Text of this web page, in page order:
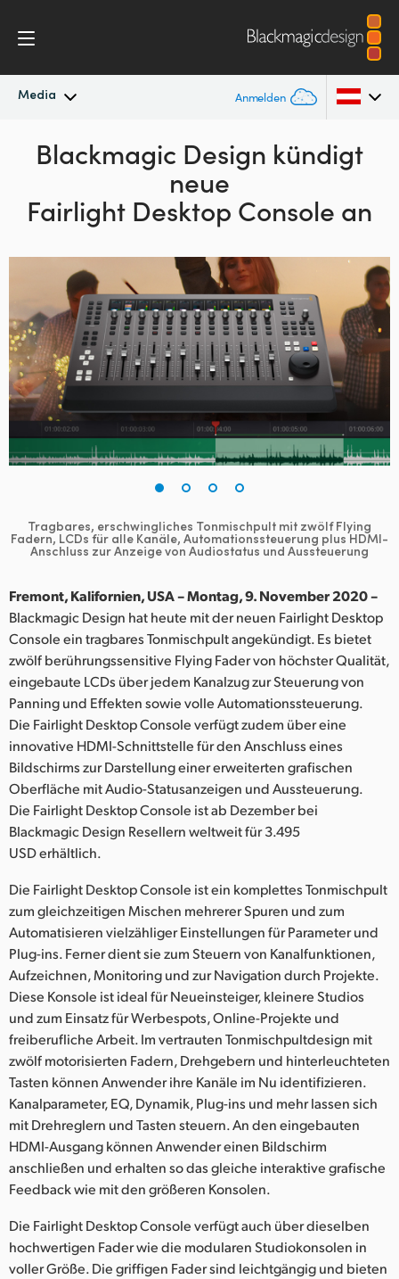
Media Anmelden
Neueste Nachrichten
Argentina
Austria
Canada
China
Denmark
Finland
France
Hong Kong SAR, China
Japan
Korea
Mexico
Malaysia
Netherlands
New Zealand
Poland
Portugal
Singapore
Spain
Sweden
Chinese Taipei
Turkey
UAE
Ukraine
Blackmagic Design kündigt
neue
Fairlight Desktop Console an
Tragbares, erschwingliches Tonmischpult mit zwölf Flying
Fadern, LCDs für alle Kanäle, Automationssteuerung plus HDMI-
Anschluss zur Anzeige von Audiostatus und Aussteuerung
Fremont, Kalifornien, USA – Montag, 9. November 2020 –
Blackmagic Design hat heute mit der neuen Fairlight Desktop
Console ein tragbares Tonmischpult angekündigt. Es bietet
zwölf berührungssensitive Flying Fader von höchster Qualität,
eingebaute LCDs über jedem Kanalzug zur Steuerung von
Panning und Effekten sowie volle Automationssteuerung.
Die Fairlight Desktop Console verfügt zudem über eine
innovative HDMI-Schnittstelle für den Anschluss eines
Bildschirms zur Darstellung einer erweiterten grafischen
Oberfläche mit Audio-Statusanzeigen und Aussteuerung.
Die Fairlight Desktop Console ist ab Dezember bei
Blackmagic Design Resellern weltweit für 3.495
USD erhältlich.
Die Fairlight Desktop Console ist ein komplettes Tonmischpult
zum gleichzeitigen Mischen mehrerer Spuren und zum
Automatisieren vielzähliger Einstellungen für Parameter und
Plug-ins. Ferner dient sie zum Steuern von Kanalfunktionen,
Aufzeichnen, Monitoring und zur Navigation durch Projekte.
Diese Konsole ist ideal für Neueinsteiger, kleinere Studios
und zum Einsatz für Werbespots, Online-Projekte und
freiberufliche Arbeit. Im vertrauten Tonmischpultdesign mit
zwölf motorisierten Fadern, Drehgebern und hinterleuchteten
Tasten können Anwender ihre Kanäle im Nu identifizieren.
Kanalparameter, EQ, Dynamik, Plug-ins und mehr lassen sich
mit Drehreglern und Tasten steuern. An den eingebauten
HDMI-Ausgang können Anwender einen Bildschirm
anschließen und erhalten so das gleiche interaktive grafische
Feedback wie mit den größeren Konsolen.
Die Fairlight Desktop Console verfügt auch über dieselben
hochwertigen Fader wie die modularen Studiokonsolen in
voller Größe. Die griffigen Fader sind leichtgängig und bieten